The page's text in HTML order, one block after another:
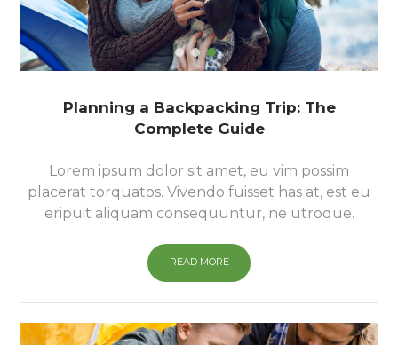
Planning a Backpacking Trip: The
Complete Guide
Lorem ipsum dolor sit amet, eu vim possim
placerat torquatos. Vivendo fuisset has at, est eu
eripuit aliquam consequuntur, ne utroque.
READ MORE